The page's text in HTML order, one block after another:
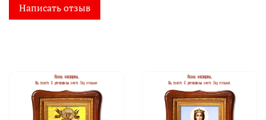
Написать отзыв